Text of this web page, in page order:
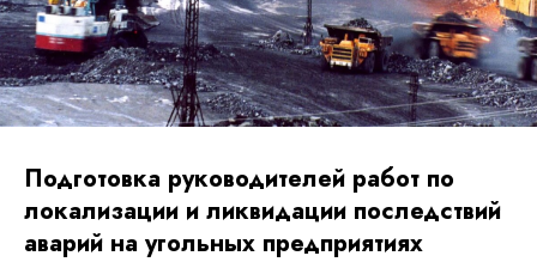
Подготовка руководителей работ по
локализации и ликвидации последствий
аварий на угольных предприятиях